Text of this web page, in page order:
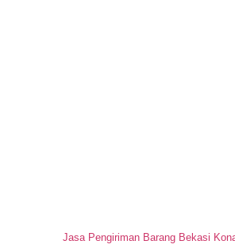
Jasa Pengiriman Barang Bekasi